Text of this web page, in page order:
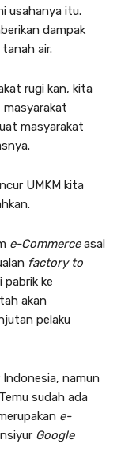
usahanya itu.
dampak
air.
rugi kan, kita
masyarakat
UMKM kita
e-Commerceasal
factory to
pabrik ke
akan
pelaku
Indonesia, namun
sudah ada
e-
Google